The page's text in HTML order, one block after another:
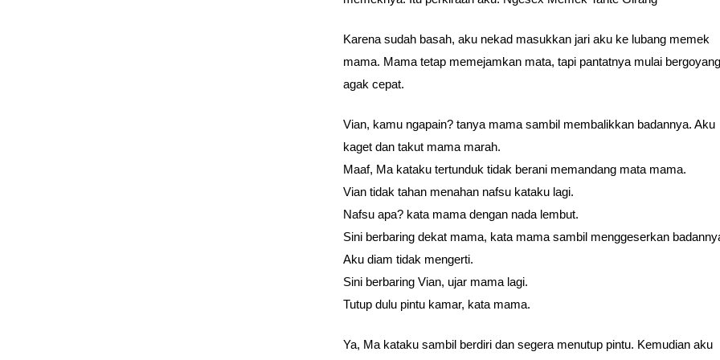
Karena sudah basah, aku nekad masukkan jari aku ke lubang memek
mama. Mama tetap memejamkan mata, tapi pantatnya mulai bergoyang
agak cepat.
Vian, kamu ngapain? tanya mama sambil membalikkan badannya. Aku
kaget dan takut mama marah.
Maaf, Ma kataku tertunduk tidak berani memandang mata mama.
Vian tidak tahan menahan nafsu kataku lagi.
Nafsu apa? kata mama dengan nada lembut.
Sini berbaring dekat mama, kata mama sambil menggeserkan
Aku diam tidak mengerti.
Sini berbaring Vian, ujar mama lagi.
Tutup dulu pintu kamar, kata mama.
Ya, Ma kataku sambil berdiri dan segera menutup pintu. Kemudian aku